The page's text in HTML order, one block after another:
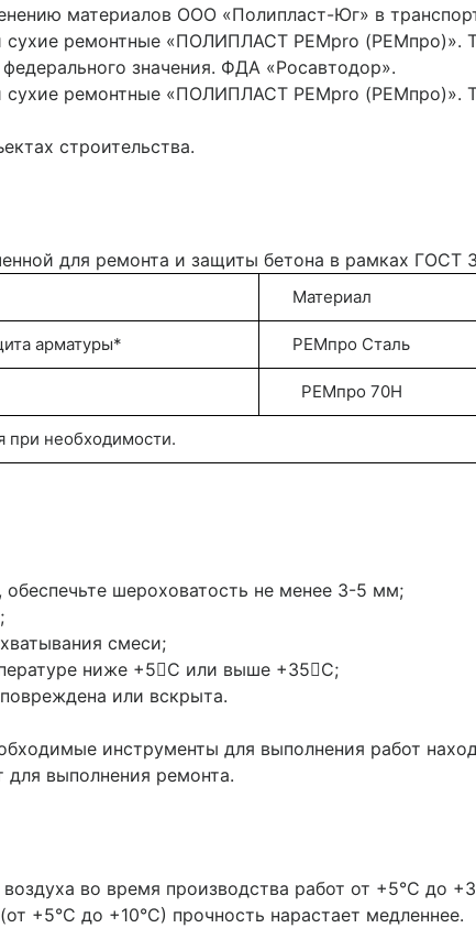
материалов ООО «Полипласт-Юг» в
ремонтные «ПОЛИПЛАСТ РЕМpro (РЕМпро)».
значения. ФДА «Росавтодор».
ремонтные «ПОЛИПЛАСТ РЕМpro (РЕМпро)».
строительства.
для ремонта и защиты бетона в рамках ГОСТ
Материал
арматуры* РЕМпро Сталь
РЕМпро 70Н
при необходимости.
обеспечьте шероховатость не менее 3-5 мм;
смеси;
ниже +5С или выше +35С;
или вскрыта.
инструменты для выполнения работ
для выполнения ремонта.
во время производства работ от +5°С до
+5°С до +10°С) прочность нарастает медленнее.